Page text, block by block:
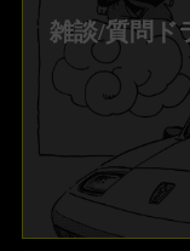
雑談/質問ドラゴンボールレジェンズ掲示